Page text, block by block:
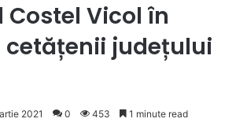
Costel Vicol în
cetățenii județului
2021 0 453 1 minute read